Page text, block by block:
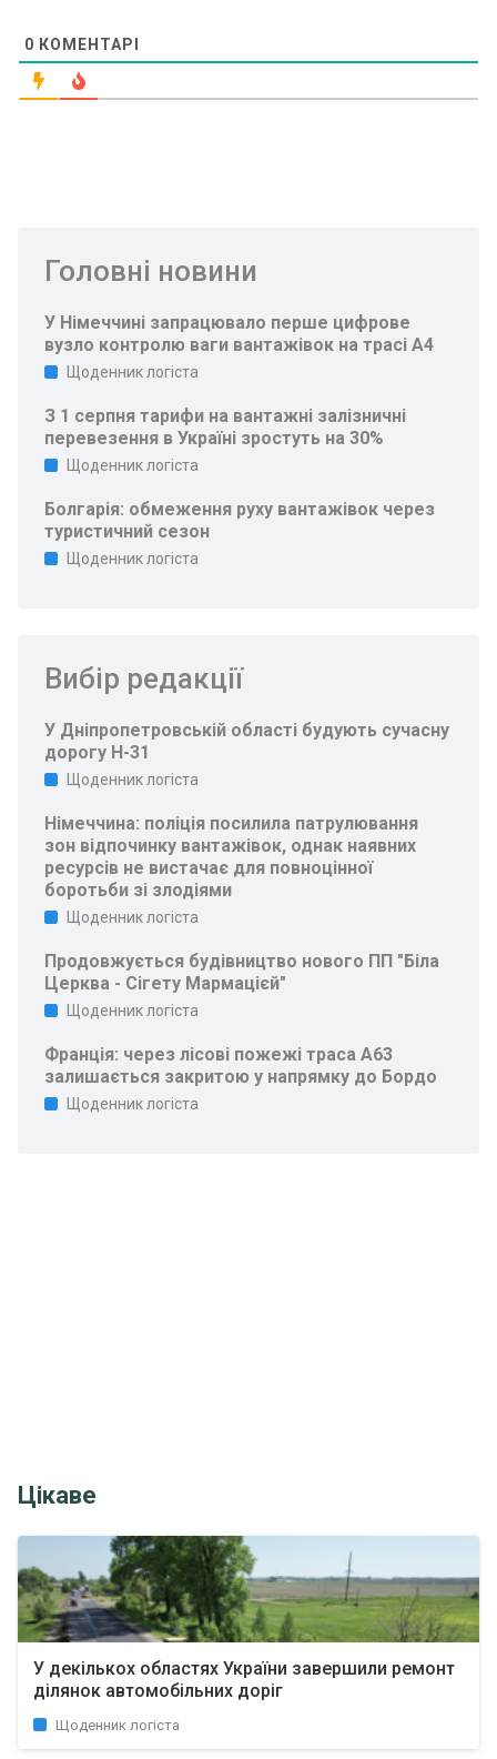
0 КОМЕНТАРІ
Головні новини
У Німеччині запрацювало перше цифрове
вузло контролю ваги вантажівок на трасі A4
Щоденник логіста
З 1 серпня тарифи на вантажні залізничні
перевезення в Україні зростуть на 30%
Щоденник логіста
Болгарія: обмеження руху вантажівок через
туристичний сезон
Щоденник логіста
Вибір редакції
У Дніпропетровській області будують сучасну
дорогу Н-31
Щоденник логіста
Німеччина: поліція посилила патрулювання
зон відпочинку вантажівок, однак наявних
ресурсів не вистачає для повноцінної
боротьби зі злодіями
Щоденник логіста
Продовжується будівництво нового ПП "Біла
Церква - Сігету Мармацієй"
Щоденник логіста
Франція: через лісові пожежі траса A63
залишається закритою у напрямку до Бордо
Щоденник логіста
Цікаве
У декількох областях України завершили ремонт
ділянок автомобільних доріг
Щоденник логіста